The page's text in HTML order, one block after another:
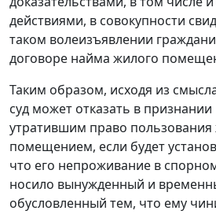
действиями, в совокупности
таком волеизъявлении
договоре найма жилого
Таким образом, исходя из
суд может отказать в
утратившим право
помещением, если будет
что его непроживание в
носило вынужденный и
обусловленный тем, что ему